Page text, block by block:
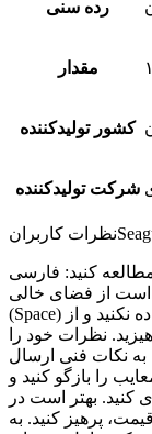
رده سنی
مقدار
کشور تولیدکننده
شرکت تولیدکننده
نظرات کاربران
کنید: فارسی
است از فضای خالی
(Space) بیش‌از‌حدِ معمول، شکلک یا ایموجی استفاده نکنید و از
نظرات خود را
نکات فنی ارسال
را بازگو کنید و
کنید. بهتر است در
پرهیز کنید. به